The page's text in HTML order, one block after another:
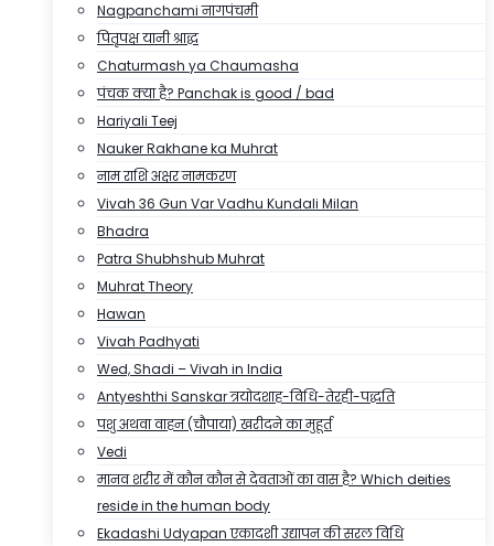
Nagpanchami नागपंचमी
पितृपक्ष यानी श्राद्ध
Chaturmash ya Chaumasha
पंचक क्या है? Panchak is good / bad
Hariyali Teej
Nauker Rakhane ka Muhrat
नाम राशि अक्षर नामकरण
Vivah 36 Gun Var Vadhu Kundali Milan
Bhadra
Patra Shubhshub Muhrat
Muhrat Theory
Hawan
Vivah Padhyati
Wed, Shadi – Vivah in India
Antyeshthi Sanskar त्रयोदशाह-विधि-तेरही-पद्धति
पशु अथवा वाहन (चौपाया) खरीदने का मुहूर्त
Vedi
मानव शरीर में कौन कौन से देवताओं का वास है? Which deities
reside in the human body
Ekadashi Udyapan एकादशी उद्यापन की सरल विधि